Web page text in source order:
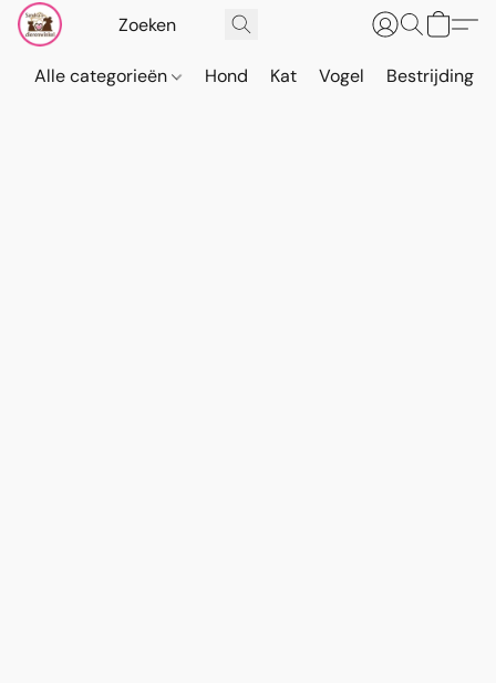
Alle categorieën Hond Kat Vogel Bestrijding